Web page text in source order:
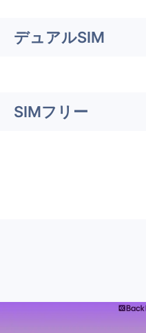
デュアルSIM
SIMフリー